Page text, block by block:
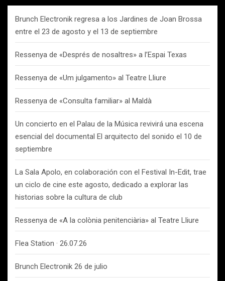
Brunch Electronik regresa a los Jardines de Joan Brossa
entre el 23 de agosto y el 13 de septiembre
Ressenya de «Després de nosaltres» a l’Espai Texas
Ressenya de «Um julgamento» al Teatre Lliure
Ressenya de «Consulta familiar» al Maldà
Un concierto en el Palau de la Música revivirá una escena
esencial del documental El arquitecto del sonido el 10 de
septiembre
La Sala Apolo, en colaboración con el Festival In-Edit, trae
un ciclo de cine este agosto, dedicado a explorar las
historias sobre la cultura de club
Ressenya de «A la colònia penitenciària» al Teatre Lliure
Flea Station · 26.07.26
Brunch Electronik 26 de julio